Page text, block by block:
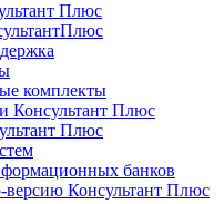
Плюс
комплекты
Консультант Плюс
Плюс
банков
версию Консультант Плюс